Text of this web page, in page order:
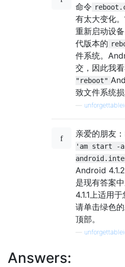
命令
有太大变化
重新启动设
代版本的
件系统。
交，因此我
"reboot"
致文件系统损
亲爱的朋友
'am start -a
Android
是现有答案
4.1.1上适用
请单击绿色
顶部。
Answers: